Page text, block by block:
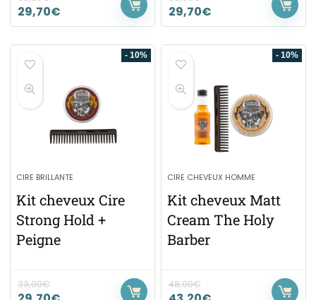
29,70€ 29,70€
- 10%
CIRE BRILLANTE
Kit cheveux Cire
Strong Hold +
Peigne
33,00€
- 10%
CIRE CHEVEUX HOMME
Kit cheveux Matt
Cream The Holy
Barber
48,00€